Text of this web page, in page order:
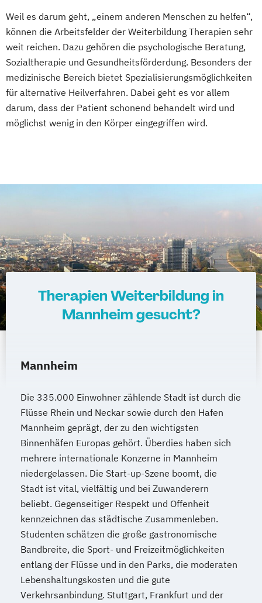
Krankheitsbilder im Gesundheitssport
Spiroergometrie im Gesundheitssport
Sportmentaltrainer Sporttherapeut
Stress- und Burnout-Coach
Wellness- und Spa-Management
Weil es darum geht, „einem anderen Menschen zu helfen“,
können die Arbeitsfelder der Weiterbildung Therapien sehr
weit reichen. Dazu gehören die psychologische Beratung,
Sozialtherapie und Gesundheitsförderdung. Besonders der
medizinische Bereich bietet Spezialisierungsmöglichkeiten
für alternative Heilverfahren. Dabei geht es vor allem
darum, dass der Patient schonend behandelt wird und
möglichst wenig in den Körper eingegriffen wird.
Therapien Weiterbildung in
Mannheim gesucht?
Mannheim
Die 335.000 Einwohner zählende Stadt ist durch die
Flüsse Rhein und Neckar sowie durch den Hafen
Mannheim geprägt, der zu den wichtigsten
Binnenhäfen Europas gehört. Überdies haben sich
mehrere internationale Konzerne in Mannheim
niedergelassen. Die Start-up-Szene boomt, die
Stadt ist vital, vielfältig und bei Zuwanderern
beliebt. Gegenseitiger Respekt und Offenheit
kennzeichnen das städtische Zusammenleben.
Studenten schätzen die große gastronomische
Bandbreite, die Sport- und Freizeitmöglichkeiten
entlang der Flüsse und in den Parks, die moderaten
Lebenshaltungskosten und die gute
Verkehrsanbindung. Stuttgart, Frankfurt und der